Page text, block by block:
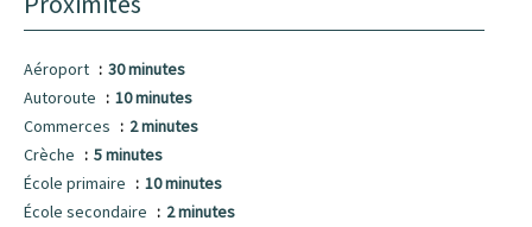
Aéroport
30 minutes
Autoroute
10 minutes
Commerces
2 minutes
Crèche
5 minutes
École primaire
10 minutes
École secondaire
2 minutes